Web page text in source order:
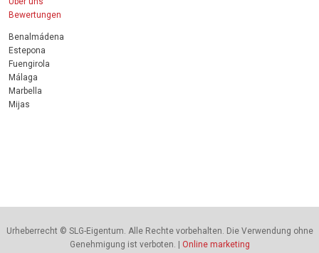
Bewertungen
Benalmádena
Estepona
Fuengirola
Málaga
Marbella
Mijas
Urheberrecht © SLG-Eigentum. Alle Rechte vorbehalten. Die Verwendung ohne
Genehmigung ist verboten. |
Online marketing